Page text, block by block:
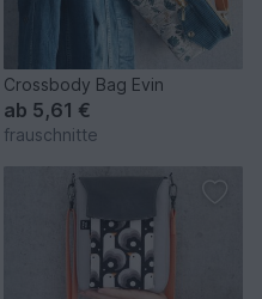
Crossbody Bag Evin
ab 5,61 €
frauschnitte